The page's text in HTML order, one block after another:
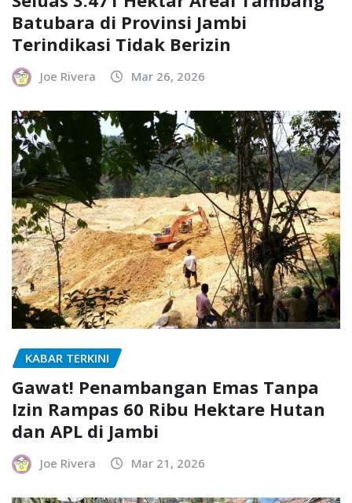
Batubara di Provinsi Jambi
Terindikasi Tidak Berizin
Joe Rivera Mar 26, 2026
KABAR TERKINI
Gawat! Penambangan Emas Tanpa
Izin Rampas 60 Ribu Hektare Hutan
dan APL di Jambi
Joe Rivera Mar 21, 2026